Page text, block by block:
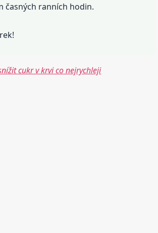
časných ranních hodin.
cukr v krvi co nejrychleji